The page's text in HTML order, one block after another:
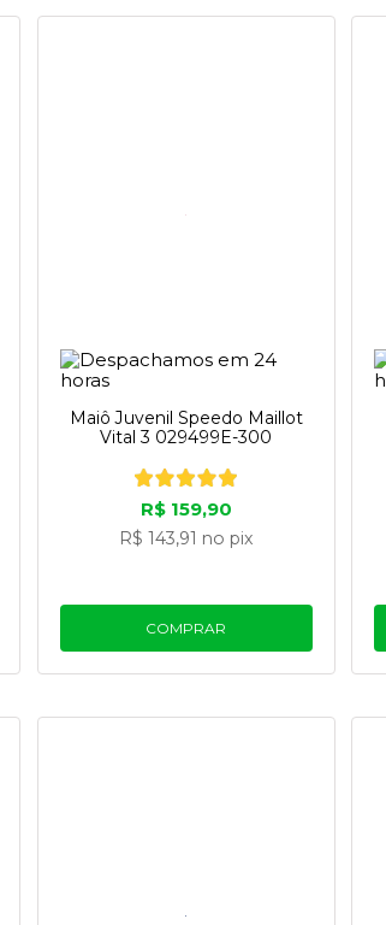
Maiô Juvenil Speedo Maillot
Vital 3 029499E-300
R$ 159,90
R$ 143,91 no pix
COMPRAR